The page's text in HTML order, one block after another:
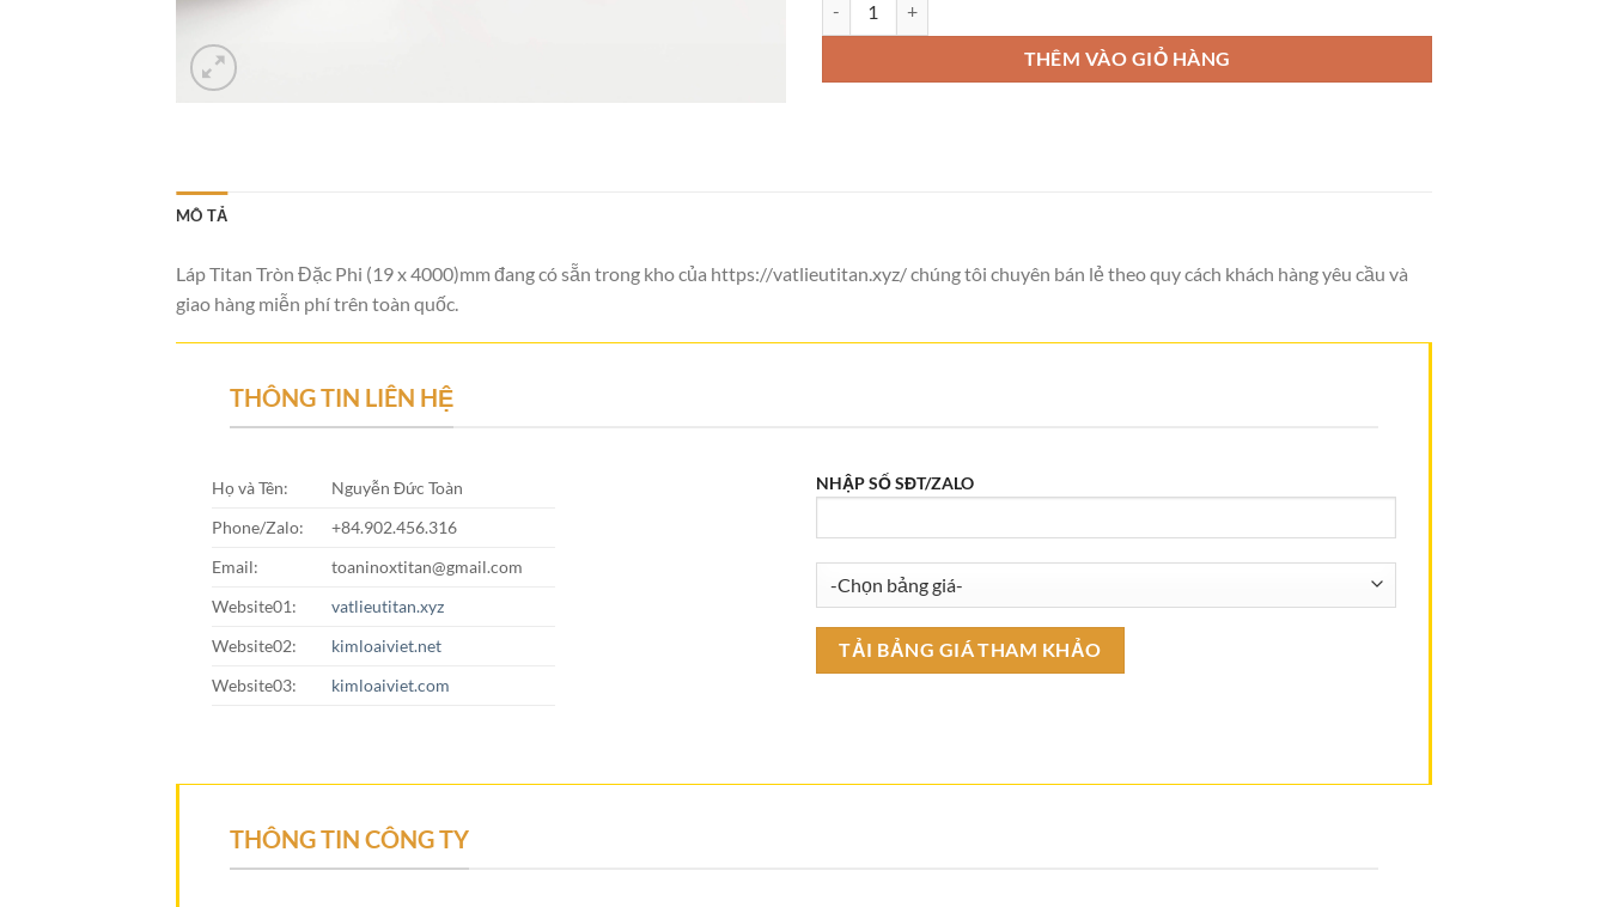
THÊM VÀO GIỎ HÀNG
MÔ TẢ
Láp Titan Tròn Đặc Phi (19 x 4000)mm đang có sẵn trong kho của https://vatlieutitan.xyz/ chúng tôi chuyên bán lẻ theo quy cách khách hàng yêu cầu và
giao hàng miễn phí trên toàn quốc.
THÔNG TIN LIÊN HỆ
Họ và Tên:
Nguyễn Đức Toàn
Phone/Zalo:
+84.902.456.316
Email:
toaninoxtitan@gmail.com
Website01:
vatlieutitan.xyz
Website02:
kimloaiviet.net
Website03:
kimloaiviet.com
NHẬP SỐ SĐT/ZALO
THÔNG TIN CÔNG TY